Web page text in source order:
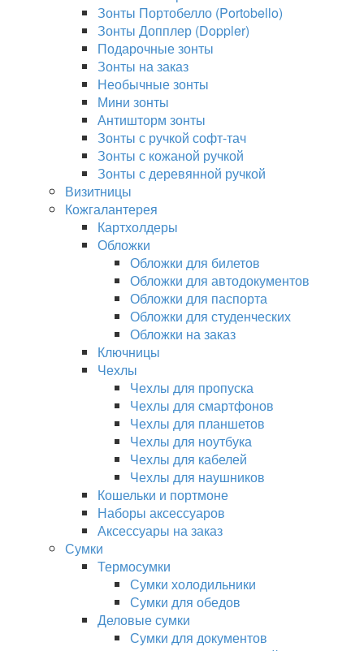
Зонты Портобелло (Portobello)
Зонты Допплер (Doppler)
Подарочные зонты
Зонты на заказ
Необычные зонты
Мини зонты
Антишторм зонты
Зонты с ручкой софт-тач
Зонты с кожаной ручкой
Зонты с деревянной ручкой
Визитницы
Кожгалантерея
Картхолдеры
Обложки
Обложки для билетов
Обложки для автодокументов
Обложки для паспорта
Обложки для студенческих
Обложки на заказ
Ключницы
Чехлы
Чехлы для пропуска
Чехлы для смартфонов
Чехлы для планшетов
Чехлы для ноутбука
Чехлы для кабелей
Чехлы для наушников
Кошельки и портмоне
Наборы аксессуаров
Аксессуары на заказ
Сумки
Термосумки
Сумки холодильники
Сумки для обедов
Деловые сумки
Сумки для документов